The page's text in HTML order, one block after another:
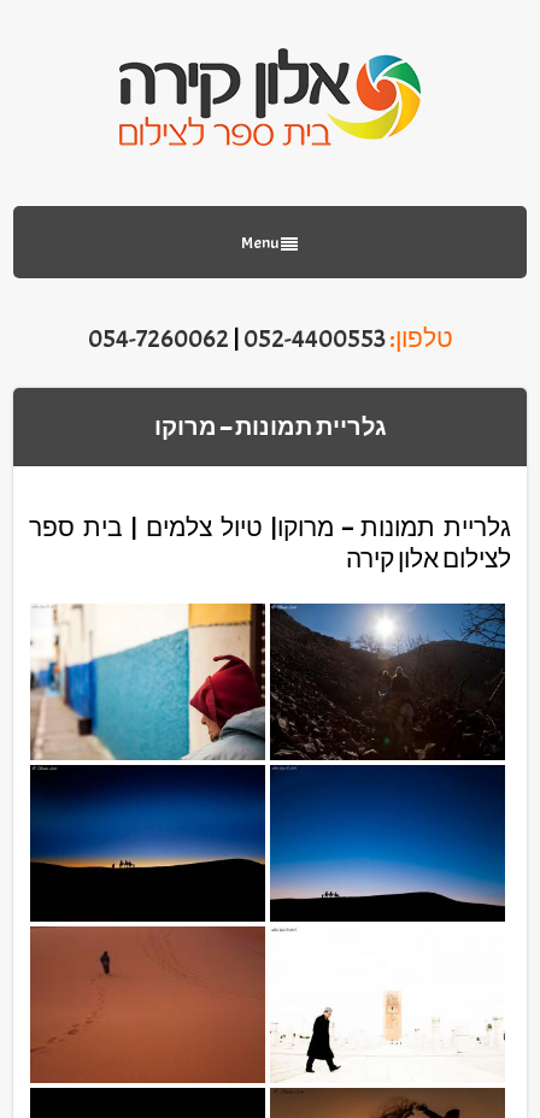
Menu
טלפון:052-4400553
054-7260062
גלריית תמונות – מרוקו
גלריית תמונות – מרוקו| טיול צלמים | בית ספר
לצילום אלון קירה